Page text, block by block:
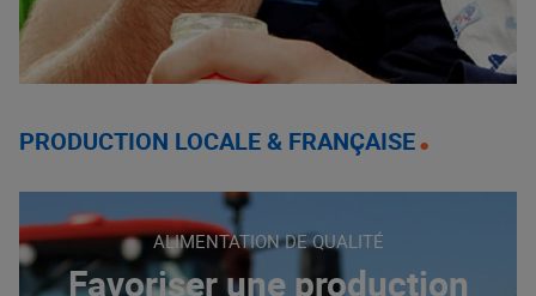
PRODUCTION LOCALE & FRANÇAISE
ALIMENTATION DE QUALITÉ
Favoriser une production